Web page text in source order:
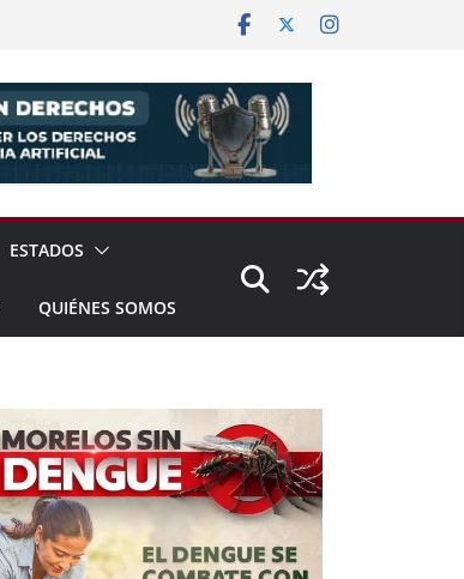
ESTADOS
QUIÉNES SOMOS